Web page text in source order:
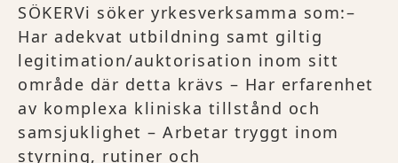
SÖKERVi söker yrkesverksamma som:–
Har adekvat utbildning samt giltig
legitimation/auktorisation inom sitt
område där detta krävs – Har erfarenhet
av komplexa kliniska tillstånd och
samsjuklighet – Arbetar tryggt inom
styrning, rutiner och